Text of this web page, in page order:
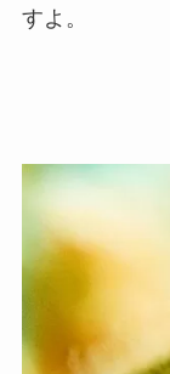
すよ。